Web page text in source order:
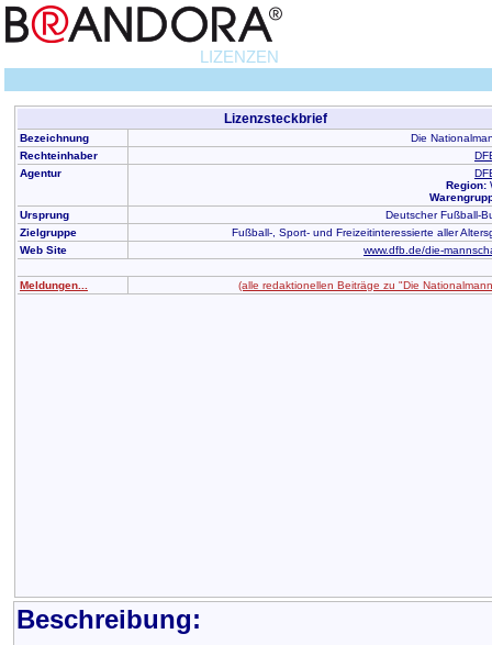
LIZENZEN
Lizenzsteckbrief
Bezeichnung
Die
Rechteinhaber
Agentur
Region:
Ursprung
Deutscher Fußball-
Zielgruppe
Fußball-, Sport- und Freizeitinteressierte aller
Web Site
www.dfb.de/die-
Meldungen... (alle redaktionellen Beiträge zu "Die
Beschreibung: